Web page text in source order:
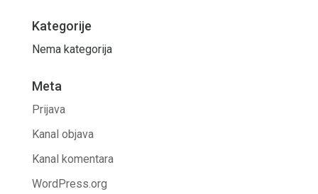
Kategorije
Nema kategorija
Meta
Prijava
Kanal objava
Kanal komentara
WordPress.org